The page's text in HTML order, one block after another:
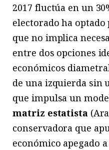
2017 fluctúa en un
electorado ha optado
que no implica
entre dos opciones
económicos
de una izquierda sin
que impulsa un
matriz estatista
conservadora que
económico apegado